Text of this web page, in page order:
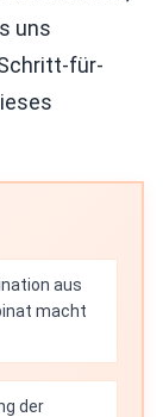
uns
für-
aus
macht
der